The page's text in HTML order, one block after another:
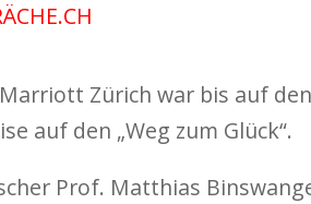
Zürich war bis auf
auf den „Weg zum Glück“.
Prof. Matthias